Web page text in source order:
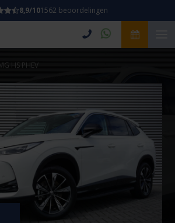
8,9/101562 beoordelingen
HS PHEV